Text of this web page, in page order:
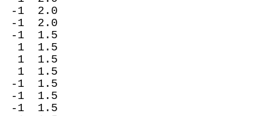
2.0
1 2.0
1 1.5
1 1.5
1 1.5
1 1.5
1 1.5
1 1.5
1 1.5